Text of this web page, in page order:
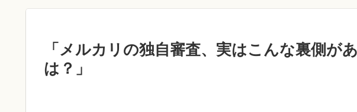
「メルカリの独自審査、実はこんな裏側が
は？」